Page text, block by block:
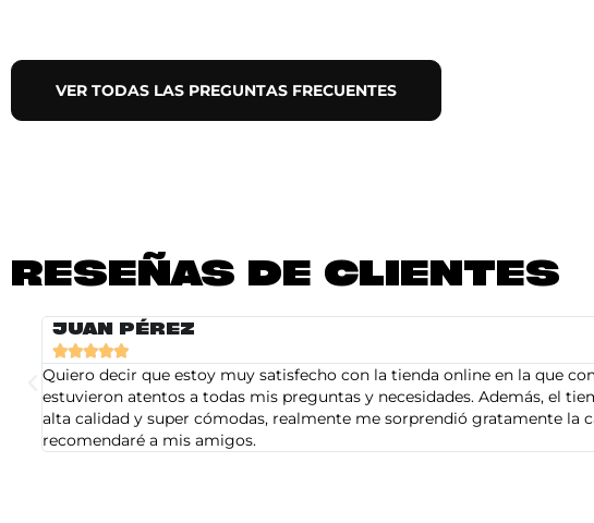
VER TODAS LAS PREGUNTAS FRECUENTES
RESEÑAS DE CLIENTES
JUAN PÉREZ

Quiero decir que estoy muy satisfecho con la tienda online en la que
estuvieron atentos a todas mis preguntas y necesidades. Además, el
alta calidad y super cómodas, realmente me sorprendió gratamente
recomendaré a mis amigos.